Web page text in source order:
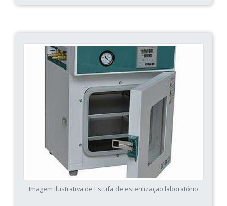
Imagem ilustrativa de Estufa de esterilização laboratório